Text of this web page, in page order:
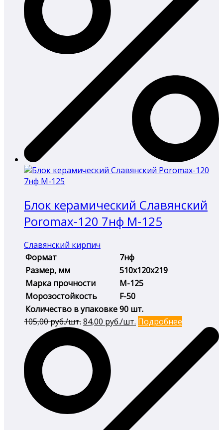
Блок керамический Славянский
Poromax-120 7нф М-125
Славянский кирпич
Формат
7нф
Размер, мм
510х120х219
Марка прочности
М-125
Морозостойкость
F-50
Количество в упаковке90 шт.
105,00руб./шт.Первоначальная
цена
составляла
105,00 руб./
шт..
84,00 руб./шт. Текущая
Подробнее